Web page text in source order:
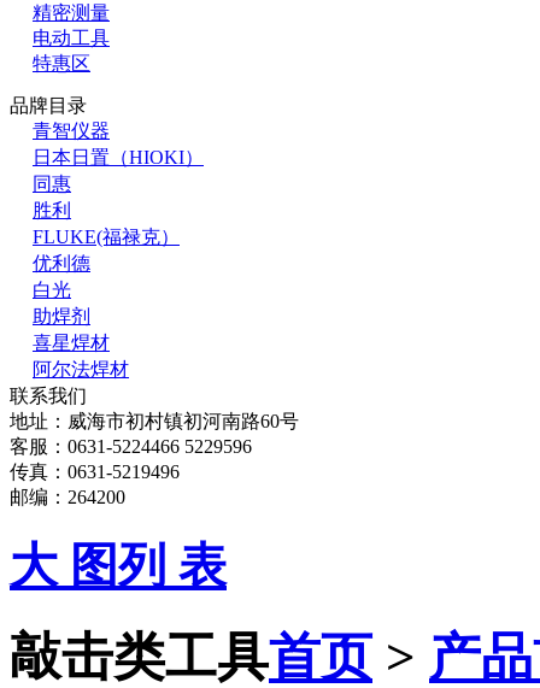
精密测量
电动工具
特惠区
品牌目录
青智仪器
日本日置（HIOKI）
同惠
胜利
FLUKE(福禄克）
优利德
白光
助焊剂
喜星焊材
阿尔法焊材
联系我们
地址：威海市初村镇初河南路60号
客服：0631-5224466 5229596
传真：0631-5219496
邮编：264200
大 图列 表
敲击类工具首页> 产